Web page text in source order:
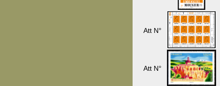
Att N°
Att N°